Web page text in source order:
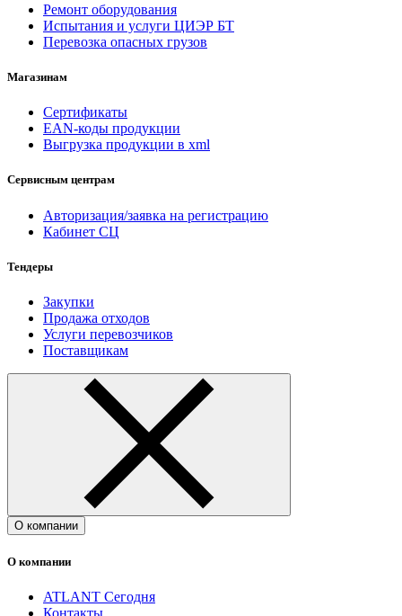
Ремонт оборудования
Испытания и услуги ЦИЭР БТ
Перевозка опасных грузов
Магазинам
Сертификаты
EAN-коды продукции
Выгрузка продукции в xml
Сервисным центрам
Авторизация/заявка на регистрацию
Кабинет СЦ
Тендеры
Закупки
Продажа отходов
Услуги перевозчиков
Поставщикам
О компании
О компании
ATLANT Сегодня